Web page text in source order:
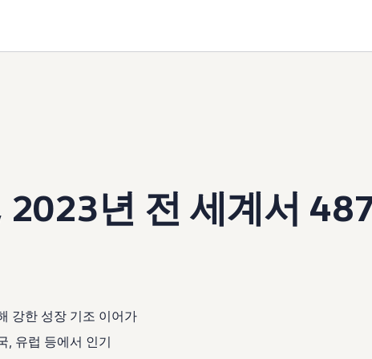
2023년 전 세계서
강한 성장 기조 이어가
, 유럽 등에서 인기